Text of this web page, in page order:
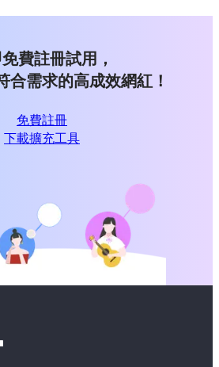
費註冊試用，
合需求的高成效網紅！
免費註冊
下載擴充工具